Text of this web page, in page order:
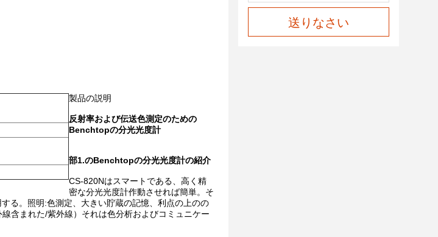
製品の説明
反射率および伝送色測定のための
Benchtopの分光光度計
部1.のBenchtopの分光光度計の紹介
CS-820Nはスマートである、高く精
密な分光光度計作動させれば簡単。そ
る。照明:色測定、大きい貯蔵の記憶、利点の上のの
含まれた/紫外線）それは色分析およびコミュニケー
送りなさい